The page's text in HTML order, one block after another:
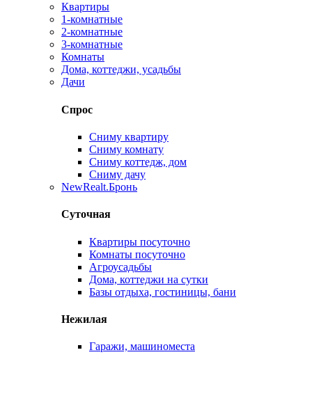
Квартиры
1-комнатные
2-комнатные
3-комнатные
Комнаты
Дома, коттеджи, усадьбы
Дачи
Спрос
Сниму квартиру
Сниму комнату
Сниму коттедж, дом
Сниму дачу
NewRealt.Бронь
Суточная
Квартиры посуточно
Комнаты посуточно
Агроусадьбы
Дома, коттеджи на сутки
Базы отдыха, гостиницы, бани
Нежилая
Гаражи, машиноместа